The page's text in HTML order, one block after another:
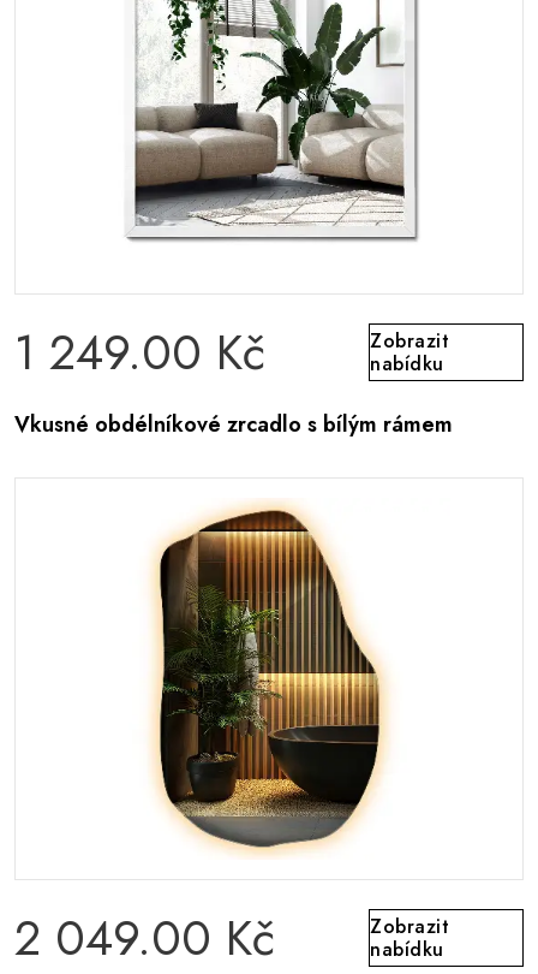
1 249.00 Kč
Zobrazit
nabídku
Vkusné obdélníkové zrcadlo s bílým rámem
2 049.00 Kč
Zobrazit
nabídku